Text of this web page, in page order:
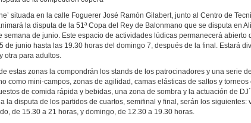
situada en la calle Foguerer José Ramón Gilabert, junto al Centro de
la disputa de la 51ª Copa del Rey de Balonmano que se disputa en
semana de junio. Este espacio de actividades lúdicas permanecerá abierto
de junio hasta las 19.30 horas del domingo 7, después de la final. Estará
otra para adultos.
estas zonas la compondrán los stands de los patrocinadores y una serie
como mini-campos, zonas de agilidad, camas elásticas de saltos y
de comida rápida y bebidas, una zona de sombra y la actuación de
la disputa de los partidos de cuartos, semifinal y final, serán los siguientes:
de 15.30 a 21 horas, y domingo, de 12.30 a 19.30 horas.